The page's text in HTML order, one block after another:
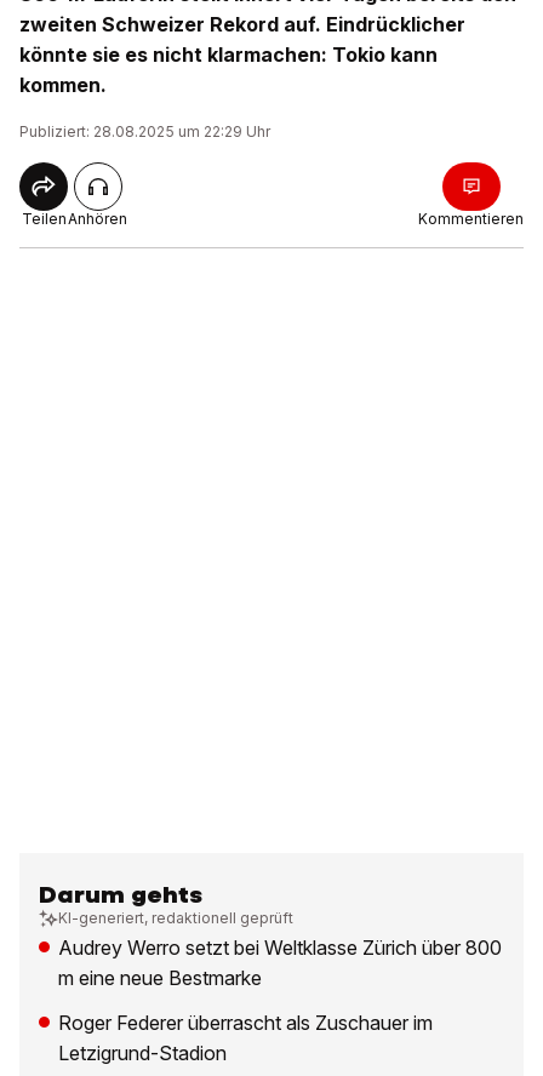
zweiten Schweizer Rekord auf. Eindrücklicher
könnte sie es nicht klarmachen: Tokio kann
kommen.
Publiziert: 28.08.2025 um 22:29 Uhr
TeilenAnhören Kommentieren
Darum gehts
KI-generiert, redaktionell geprüft
Audrey Werro setzt bei Weltklasse Zürich über 800
m eine neue Bestmarke
Roger Federer überrascht als Zuschauer im
Letzigrund-Stadion